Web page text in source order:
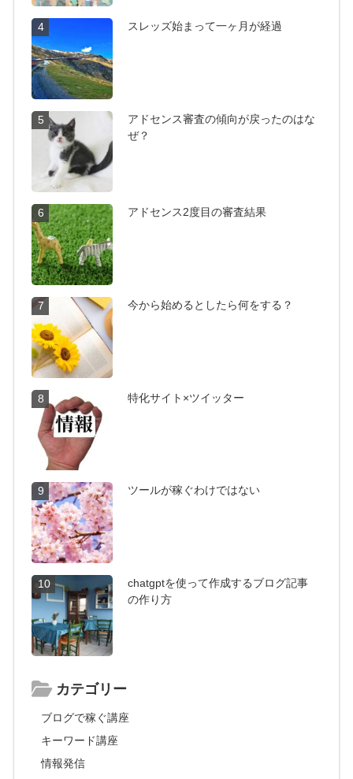
4 スレッズ始まって一ヶ月が経過
5
アドセンス審査の傾向が戻ったのはな
ぜ？
6 アドセンス2度目の審査結果
7 今から始めるとしたら何をする？
8 特化サイト×ツイッター
9 ツールが稼ぐわけではない
10
chatgptを使って作成するブログ記事
の作り方
カテゴリー
ブログで稼ぐ講座
キーワード講座
情報発信